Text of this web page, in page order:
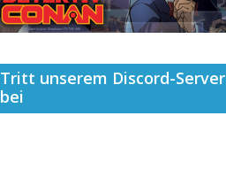
Tritt unserem Discord-Server
bei